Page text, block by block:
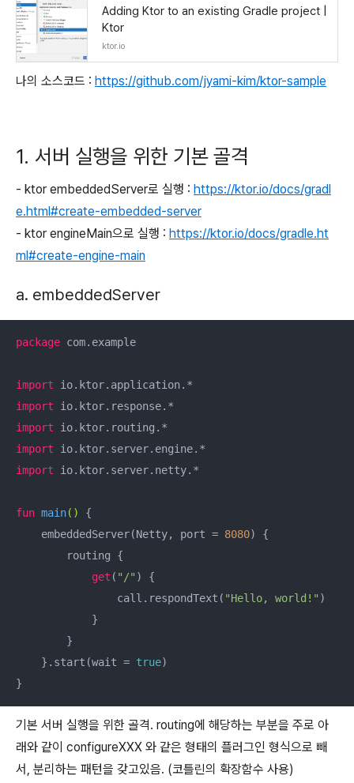
Adding Ktor to an existing Gradle project |
Ktor
ktor.io
나의 소스코드 : https://github.com/jyami-kim/ktor-sample
1. 서버 실행을 위한 기본 골격
- ktor embeddedServer로 실행 : https://ktor.io/docs/gradl
e.html#create-embedded-server
- ktor engineMain으로 실행 : https://ktor.io/docs/gradle.ht
ml#create-engine-main
a. embeddedServer
package com.example
import
import
import
import
import io.ktor.server.netty.*
fun main()
{
    embeddedServer(Netty, port =
8080) {
        routing {
get ( "/" ) {
                call.respondText(
"Hello, world!" )
            }
        }
    }.start(wait =
true)
}
기본 서버 실행을 위한 골격. routing에 해당하는 부분을 주로 아
래와 같이 configureXXX 와 같은 형태의 플러그인 형식으로 빼
서, 분리하는 패턴을 갖고있음. (코틀린의 확장함수 사용)